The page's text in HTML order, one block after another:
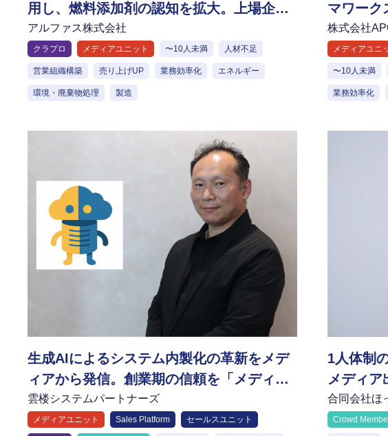
用し、燃料添加剤の認知を拡大。上場企業
からの引き合いや強力な経営陣の参画を実
現
アルファス株式会社
クラプロ メディアユニット 〜10人未満 人材不足
営業組織構築 売り上げUP 業務効率化 エネルギー
環境・廃棄物処理 製造
マワーク
「Sales
る株式会
株式会社
メディアユニ
〜10人未満
業務効率化
生成AIによるシステム内製化の革新をメデ
ィアから発信。創業期の信頼を「メディア
ユニット」で構築し、営業の武器に変える
雲楼システムパートナーズ
メディアユニット Sales Platform セールスユニット
1人体制
メディア
の自走を
合同会社ほ
Crowd